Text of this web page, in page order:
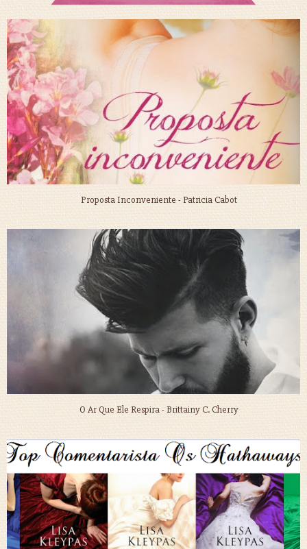
Proposta Inconveniente - Patricia Cabot
O Ar Que Ele Respira - Brittainy C. Cherry